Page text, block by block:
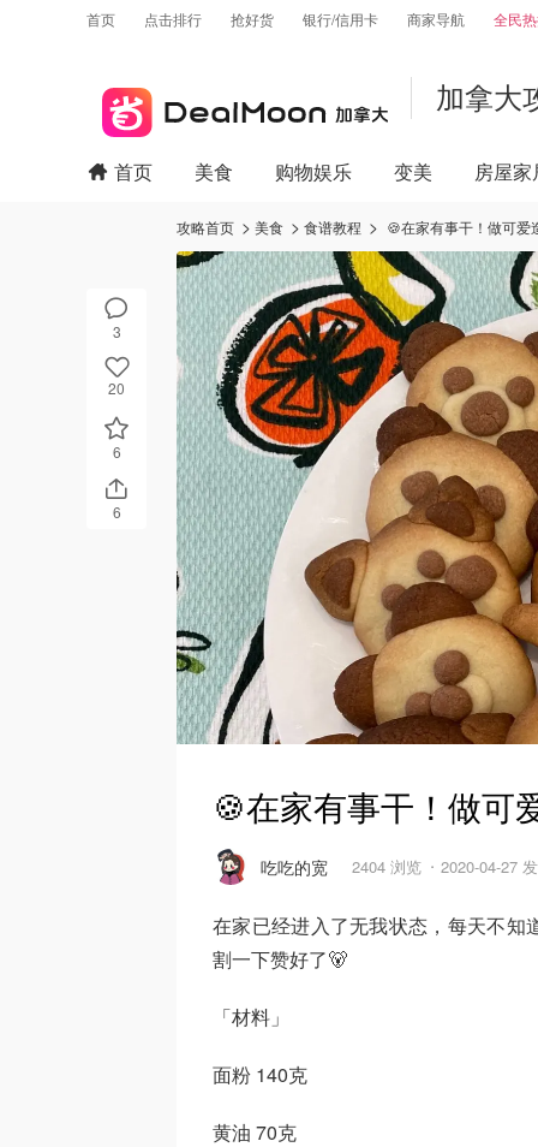
首页 点击排行 抢好货 银行/信用卡 商家导航 全民
加拿大
3
20
6
6
首页 美食 购物娱乐 变美 房屋家
攻略首页 美食 食谱教程 🍪在家有事干！做可爱
🍪在家有事干！做可
吃吃的宽 2404 浏览 2020-04-27
在家已经进入了无我状态，每天不知
割一下赞好了🐻
「材料」
面粉 140克
黄油 70克